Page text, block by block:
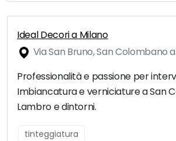
Ideal Decori a Milano
Via San Bruno, San Colombano
Professionalità e passione per
Imbiancatura e verniciature a San
Lambro e dintorni.
tinteggiatura